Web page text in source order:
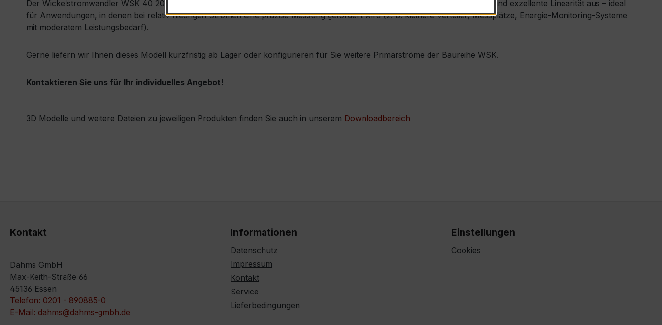
Der Wickelstromwandler WSK 40 20/5A 2,5VA Kl.1 zeichnet sich durch seine sehr kompakte Bauform, hohe Zuverlässigkeit und exzellente Linearität aus – ideal
für Anwendungen, in denen bei relativ niedrigen Strömen eine präzise Messung gefordert wird (z. B. kleinere Verteiler, Messplätze, Energie-Monitoring-Systeme
mit moderatem Leistungsbedarf).
Gerne liefern wir Ihnen dieses Modell kurzfristig ab Lager oder konfigurieren für Sie weitere Primärströme der Baureihe WSK.
Kontaktieren Sie uns für Ihr individuelles Angebot!
3D Modelle und weitere Dateien zu jeweiligen Produkten finden Sie auch in unserem Downloadbereich
Kontakt
Dahms GmbH
Max-Keith-Straße 66
45136 Essen
Telefon: 0201 - 890885-0
E-Mail: dahms@dahms-gmbh.de
Informationen
Datenschutz
Impressum
Kontakt
Service
Lieferbedingungen
Einstellungen
Cookies